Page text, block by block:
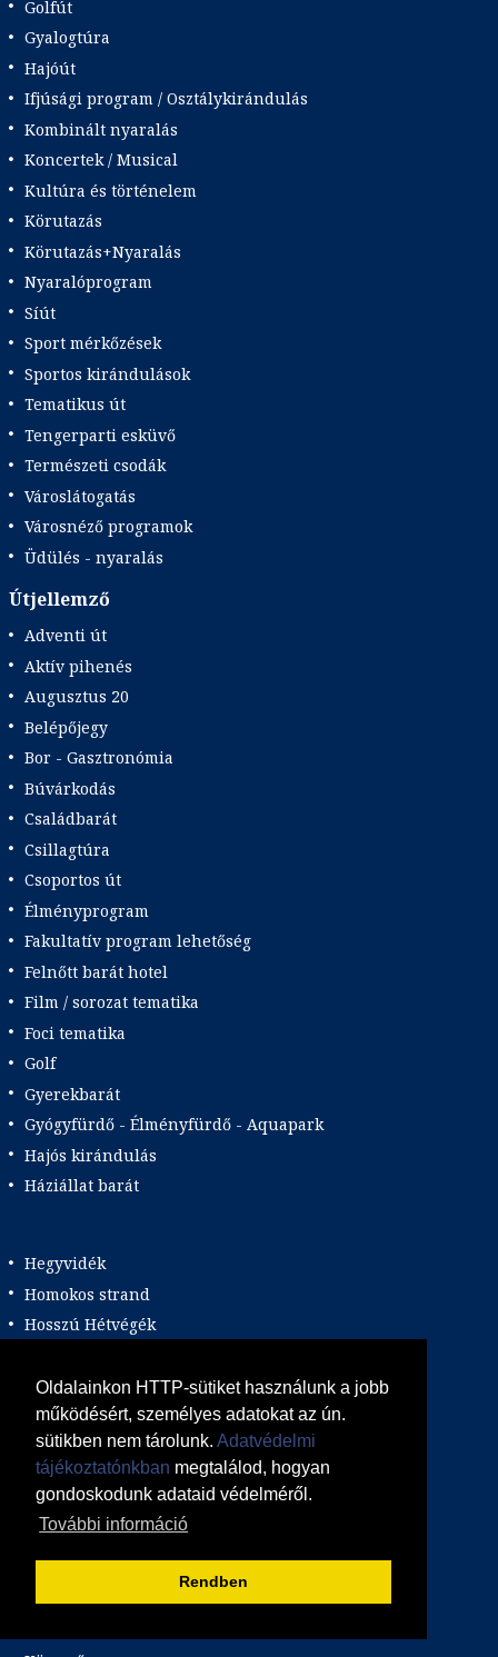
Oldalainkon HTTP-sütiket használunk a jobb
működésért, személyes adatokat az ún.
sütikben nem tárolunk. Adatvédelmi
tájékoztatónkban megtalálod, hogyan
gondoskodunk adataid védelméről.
További információ
Rendben
Golfút
Gyalogtúra
Hajóút
Ifjúsági program / Osztálykirándulás
Kombinált nyaralás
Koncertek / Musical
Kultúra és történelem
Körutazás
Körutazás+Nyaralás
Nyaralóprogram
Síút
Sport mérkőzések
Sportos kirándulások
Tematikus út
Tengerparti esküvő
Természeti csodák
Városlátogatás
Városnéző programok
Üdülés - nyaralás
Útjellemző
Adventi út
Aktív pihenés
Augusztus 20
Belépőjegy
Bor - Gasztronómia
Búvárkodás
Családbarát
Csillagtúra
Csoportos út
Élményprogram
Fakultatív program lehetőség
Felnőtt barát hotel
Film / sorozat tematika
Foci tematika
Golf
Gyerekbarát
Gyógyfürdő - Élményfürdő - Aquapark
Hajós kirándulás
Háziállat barát
Hegyvidék
Homokos strand
Hosszú Hétvégék
idegennyelvű program
Ingyenes Wi-Fi
Intenzív program
Karácsonyi út
Kastély és múzeumlátogatás
Kék zászlós strand
Klímás